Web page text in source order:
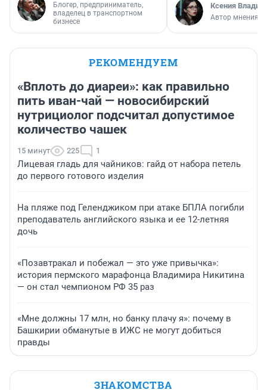
Блогер, предприниматель,
владелец в транспортном
бизнесе
Ксения
Автор мнения
РЕКОМЕНДУЕМ
«Вплоть до диареи»: как правильно
пить иван-чай — новосибирский
нутрициолог подсчитал допустимое
количество чашек
15 минут 225 1
Лицевая гладь для чайников: гайд от набора петель
до первого готового изделия
На пляже под Геленджиком при атаке БПЛА погибли
преподаватель английского языка и ее 12-летняя
дочь
«Позавтракал и побежал — это уже привычка»:
история пермского марафонца Владимира Никитина
— он стал чемпионом РФ 35 раз
«Мне должны 17 млн, но банку плачу я»: почему в
Башкирии обманутые в ИЖС не могут добиться
правды
ЗНАКОМСТВА